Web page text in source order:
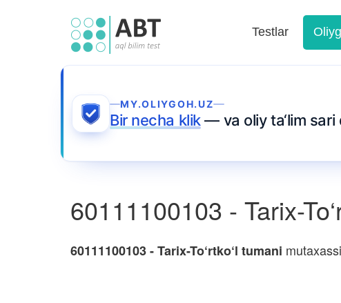
Testlar
MY.OLIYGOH.UZ
Bir necha klik— va oliy ta‘lim sari
60111100103 - Tarix-
60111100103 - Tarix-To‘rtko‘l tumani